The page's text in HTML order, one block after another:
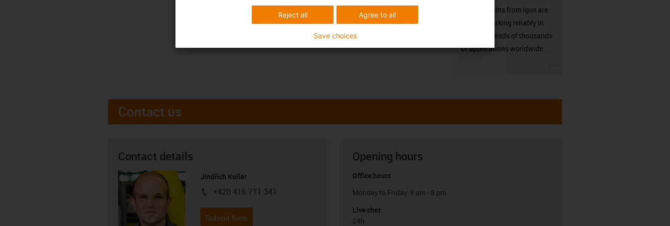
Energy chains from igus are
already working reliably in
many hundreds of thousands
of applications worldwide.
Contact us
Contact details
Jindřich Kollár
igus-icon-phone
+420 416 711 341
Submit form
Opening hours
Office hours
Monday to Friday: 8 am - 8 pm
Live chat
24h
Agree to all
Reject all
Save choices